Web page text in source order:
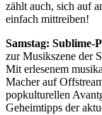
zählt auch, sich auf
einfach mittreiben!
Samstag: Sublime-
zur Musikszene der
Mit erlesenem
Macher auf
popkulturellen
Geheimtipps der